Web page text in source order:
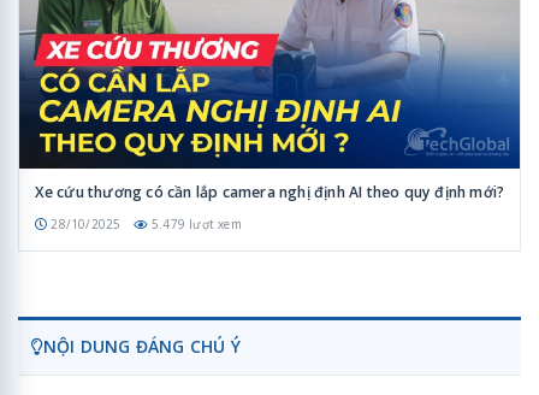
Xe cứu thương có cần lắp camera nghị định AI theo quy định mới?
28/10/2025 5.479 lượt xem
NỘI DUNG ĐÁNG CHÚ Ý